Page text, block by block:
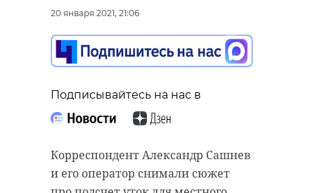
20 января 2021, 21:06
Подписывайтесь на нас в
Корреспондент Александр Сашнев
и его оператор снимали сюжет